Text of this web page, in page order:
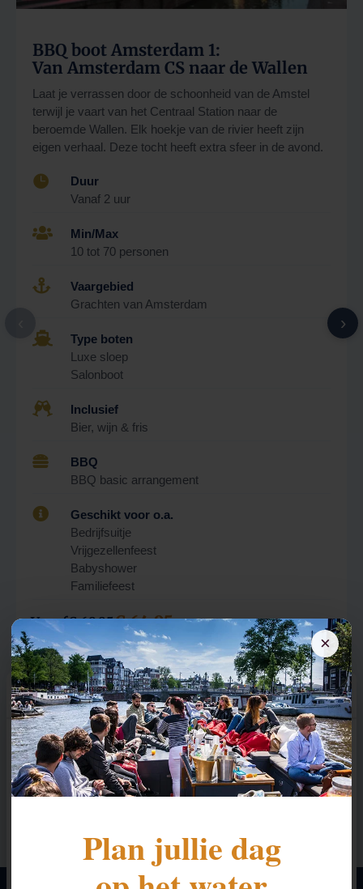
Deze website maakt gebruik van cookies
We gebruiken cookies om content en advertenties te
personaliseren, om functies voor social media te bieden
informatie over uw gebruik van onze site met onze
partners voor social media, adverteren en analyse. Deze
partners kunnen deze gegevens combineren met andere
BBQ boot Amsterdam 1:
Van Amsterdam CS naar de Wallen
Laat je verrassen door de schoonheid van de Amstel
terwijl je vaart van het Centraal Station naar de
beroemde Wallen. Elk hoekje van de rivier heeft zijn
eigen verhaal. Deze tocht heeft extra sfeer in de avond.

Duur
Vanaf 2 uur

Min/Max
10 tot 70 personen

Vaargebied
Grachten van Amsterdam

Type boten
Luxe sloep
Salonboot

Inclusief
Bier, wijn & fris

BBQ
BBQ basic arrangement

Geschikt voor o.a.
Bedrijfsuitje
Vrijgezellenfeest
Babyshower
Familiefeest
Vanaf€ 69,95€ 64,95p.p.
Offerte aanvragen
›
×
Plan jullie dag